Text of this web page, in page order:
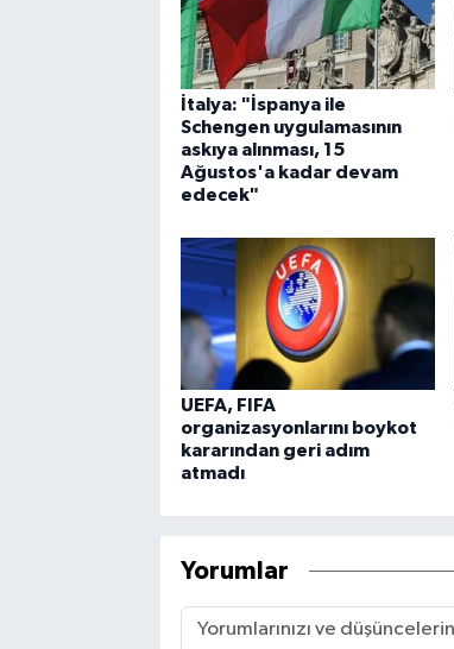
İtalya: "İspanya ile
Schengen uygulamasının
askıya alınması, 15
Ağustos'a kadar devam
edecek"
UEFA, FIFA
organizasyonlarını boykot
kararından geri adım
atmadı
Yorumlar